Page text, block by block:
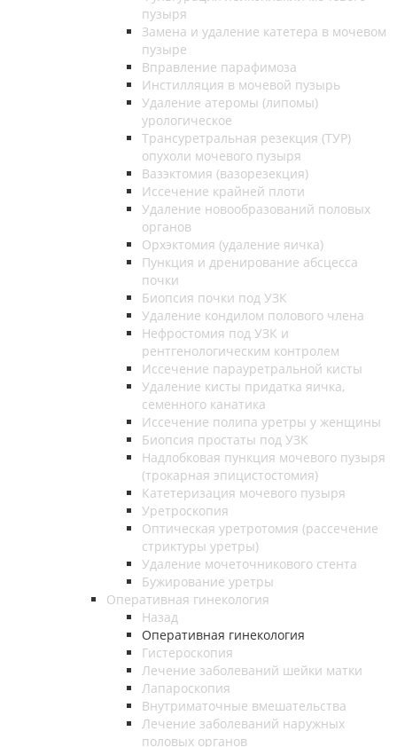
пузыря
Замена и удаление катетера в мочевом
пузыре
Вправление парафимоза
Инстилляция в мочевой пузырь
Удаление атеромы (липомы)
урологическое
Трансуретральная резекция (ТУР)
опухоли мочевого пузыря
Вазэктомия (вазорезекция)
Иссечение крайней плоти
Удаление новообразований половых
органов
Орхэктомия (удаление яичка)
Пункция и дренирование абсцесса
почки
Биопсия почки под УЗК
Удаление кондилом полового члена
Нефростомия под УЗК и
рентгенологическим контролем
Иссечение парауретральной кисты
Удаление кисты придатка яичка,
семенного канатика
Иссечение полипа уретры у женщины
Биопсия простаты под УЗК
Надлобковая пункция мочевого пузыря
(трокарная эпицистостомия)
Катетеризация мочевого пузыря
Уретроскопия
Оптическая уретротомия (рассечение
стриктуры уретры)
Удаление мочеточникового стента
Бужирование уретры
Оперативная гинекология
Назад
Оперативная гинекология
Гистероскопия
Лечение заболеваний шейки матки
Лапароскопия
Внутриматочные вмешательства
Лечение заболеваний наружных
половых органов